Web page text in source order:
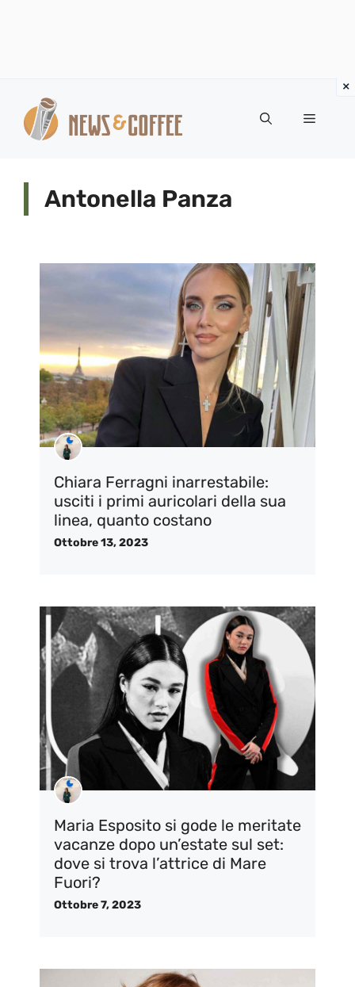
contenuto
Menu
Antonella Panza
Chiara Ferragni inarrestabile:
usciti i primi auricolari della sua
linea, quanto costano
Ottobre 13, 2023
Maria Esposito si gode le meritate
vacanze dopo un’estate sul set:
dove si trova l’attrice di Mare
Fuori?
Ottobre 7, 2023